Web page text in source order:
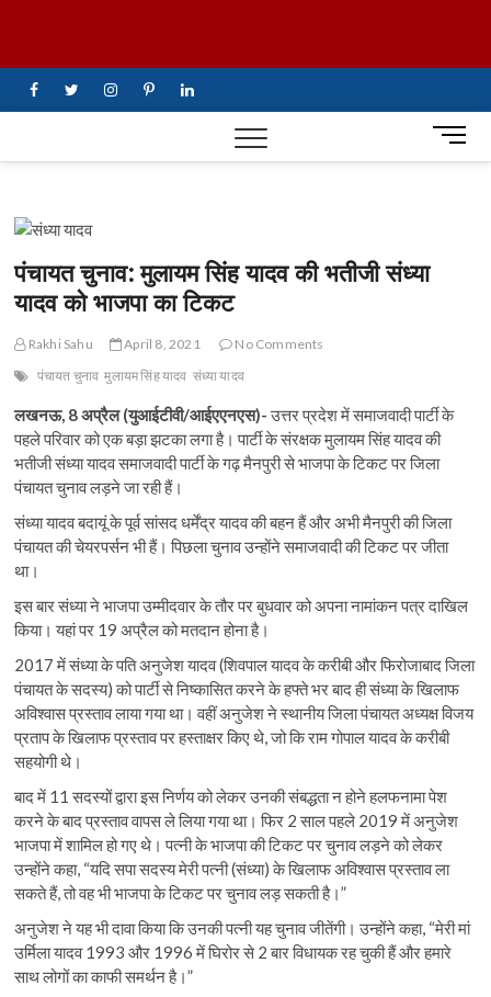
facebooktwitterinstagrampinterestlinkedin
M
e
पंचायत चुनाव: मुलायम सिंह यादव की भतीजी संध्या
यादव को भाजपा का टिकट
Rakhi Sahu April 8, 2021
No Comments
पंचायत चुनाव मुलायम सिंह यादव संध्या यादव
लखनऊ, 8 अप्रैल (युआईटीवी/आईएएनएस)-उत्तर प्रदेश में समाजवादी पार्टी के
पहले परिवार को एक बड़ा झटका लगा है। पार्टी के संरक्षक मुलायम सिंह यादव की
भतीजी संध्या यादव समाजवादी पार्टी के गढ़ मैनपुरी से भाजपा के टिकट पर जिला
पंचायत चुनाव लड़ने जा रही हैं।
संध्या यादव बदायूं के पूर्व सांसद धर्मेंद्र यादव की बहन हैं और अभी मैनपुरी की जिला
पंचायत की चेयरपर्सन भी हैं। पिछला चुनाव उन्होंने समाजवादी की टिकट पर जीता
था।
इस बार संध्या ने भाजपा उम्मीदवार के तौर पर बुधवार को अपना नामांकन पत्र दाखिल
किया। यहां पर 19 अप्रैल को मतदान होना है।
2017 में संध्या के पति अनुजेश यादव (शिवपाल यादव के करीबी और फिरोजाबाद जिला
पंचायत के सदस्य) को पार्टी से निष्कासित करने के हफ्ते भर बाद ही संध्या के खिलाफ
अविश्वास प्रस्ताव लाया गया था। वहीं अनुजेश ने स्थानीय जिला पंचायत अध्यक्ष विजय
प्रताप के खिलाफ प्रस्ताव पर हस्ताक्षर किए थे, जो कि राम गोपाल यादव के करीबी
सहयोगी थे।
बाद में 11 सदस्यों द्वारा इस निर्णय को लेकर उनकी संबद्धता न होने हलफनामा पेश
करने के बाद प्रस्ताव वापस ले लिया गया था। फिर 2 साल पहले 2019 में अनुजेश
भाजपा में शामिल हो गए थे। पत्नी के भाजपा की टिकट पर चुनाव लड़ने को लेकर
उन्होंने कहा, “यदि सपा सदस्य मेरी पत्नी (संध्या) के खिलाफ अविश्वास प्रस्ताव ला
सकते हैं, तो वह भी भाजपा के टिकट पर चुनाव लड़ सकती है।”
अनुजेश ने यह भी दावा किया कि उनकी पत्नी यह चुनाव जीतेंगी। उन्होंने कहा, “मेरी मां
उर्मिला यादव 1993 और 1996 में घिरोर से 2 बार विधायक रह चुकी हैं और हमारे
साथ लोगों का काफी समर्थन है।”